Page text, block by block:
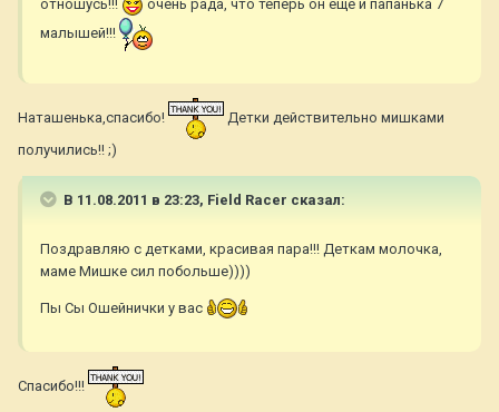
отношусь!!!
очень рада, что теперь он еще и папанька 7
малышей!!!
Наташенька,спасибо!
Детки действительно мишками
получились!! ;)
В 11.08.2011 в 23:23, Field Racer сказал:
Поздравляю с детками, красивая пара!!! Деткам молочка,
маме Мишке сил побольше))))
Пы Сы Ошейнички у вас
Спасибо!!!